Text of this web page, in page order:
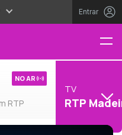
Entrar
RTP
NO AR
TV
RTP